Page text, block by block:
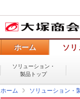
ホーム ソ
ソリューション・
製品トップ
ホーム ソリューション・